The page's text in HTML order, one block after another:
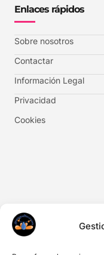
Enlaces rápidos
Sobre nosotros
Contactar
Información Legal
Privacidad
Cookies
Newsletter